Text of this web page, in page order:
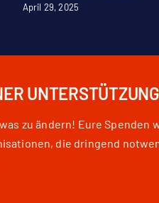
April 29, 2025
zu ändern! Eure Spenden
die dringend